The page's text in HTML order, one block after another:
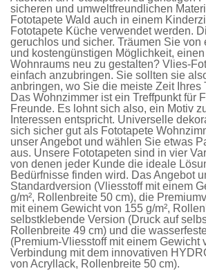
sicheren und umweltfreundlichen
Fototapete Wald auch in einem
Fototapete Küche verwendet werden.
geruchlos und sicher. Träumen Sie von
und kostengünstigen Möglichkeit,
Wohnraums neu zu gestalten? Vlies-
einfach anzubringen. Sie sollten sie
anbringen, wo Sie die meiste Zeit Ihres
Das Wohnzimmer ist ein Treffpunkt für
Freunde. Es lohnt sich also, ein Motiv
Interessen entspricht. Universelle
sich sicher gut als Fototapete
unser Angebot und wählen Sie etwas
aus. Unsere Fototapeten sind in vier
von denen jeder Kunde die ideale
Bedürfnisse finden wird. Das Angebot
Standardversion (Vliesstoff mit einem
g/m², Rollenbreite 50 cm), die
mit einem Gewicht von 155 g/m²,
selbstklebende Version (Druck auf
Rollenbreite 49 cm) und die
(Premium-Vliesstoff mit einem Gewicht
Verbindung mit dem innovativen
von Acryllack, Rollenbreite 50 cm).